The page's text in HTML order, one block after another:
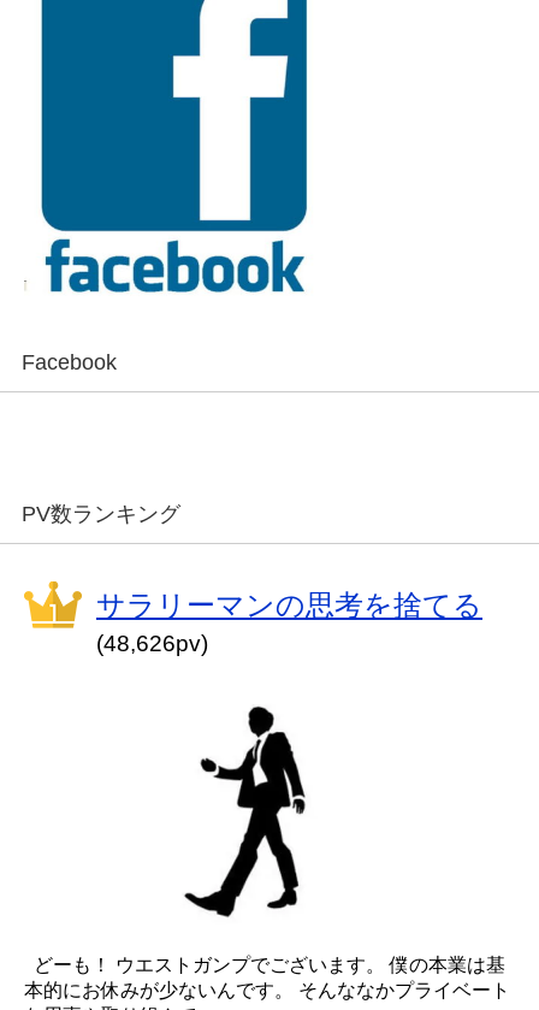
Facebook
PV数ランキング
サラリーマンの思考を捨てる
(48,626pv)
どーも！ ウエストガンプでございます。 僕の本業は基
本的にお休みが少ないんです。 そんななかプライベート